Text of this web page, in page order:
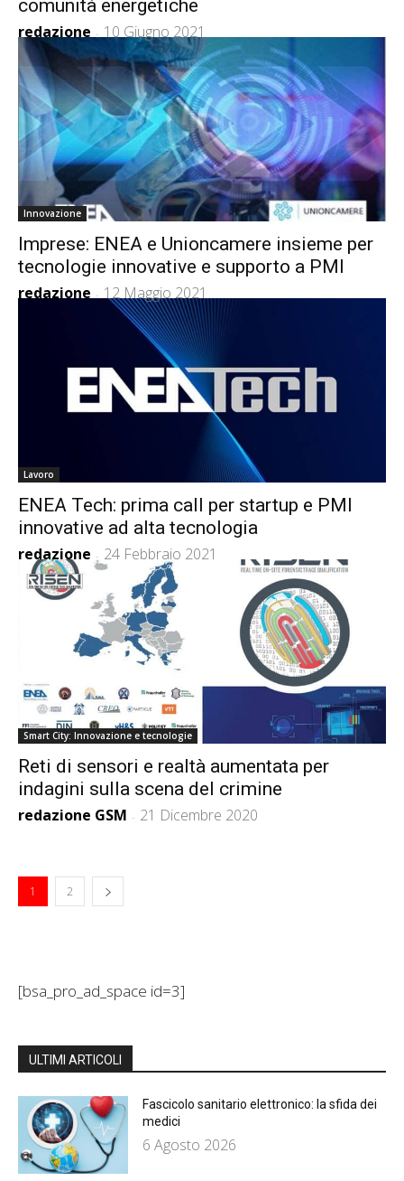
comunità energetiche
redazione - 10 Giugno 2021
Innovazione
Imprese: ENEA e Unioncamere insieme per
tecnologie innovative e supporto a PMI
redazione - 12 Maggio 2021
Lavoro
ENEA Tech: prima call per startup e PMI
innovative ad alta tecnologia
redazione - 24 Febbraio 2021
Smart City: Innovazione e tecnologie
Reti di sensori e realtà aumentata per
indagini sulla scena del crimine
redazione GSM - 21 Dicembre 2020
1 2
[bsa_pro_ad_space id=3]
ULTIMI ARTICOLI
Fascicolo sanitario elettronico: la sfida dei
medici
6 Agosto 2026